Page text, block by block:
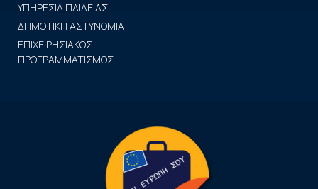
ΥΠΗΡΕΣΙΑ ΠΑΙΔΕΙΑΣ
ΔΗΜΟΤΙΚΗ ΑΣΤΥΝΟΜΙΑ
ΕΠΙΧΕΙΡΗΣΙΑΚΟΣ
ΠΡΟΓΡΑΜΜΑΤΙΣΜΟΣ